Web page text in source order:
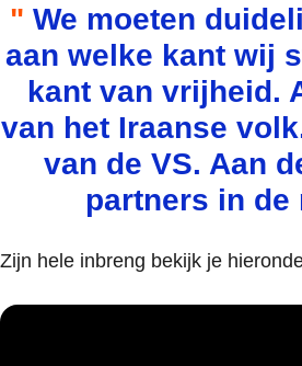
We moeten
aan welke kant wij
kant van vrijheid.
van het Iraanse
van de VS. Aan
partners in de
Zijn hele inbreng bekijk je